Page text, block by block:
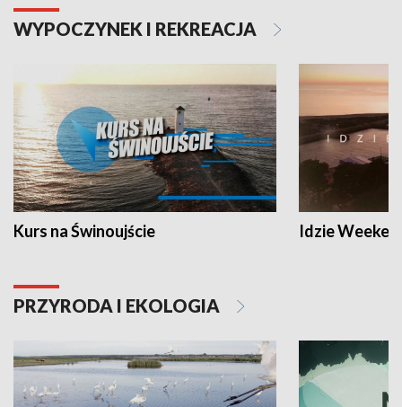
WYPOCZYNEK I REKREACJA
Kurs na Świnoujście Idzie
PRZYRODA I EKOLOGIA